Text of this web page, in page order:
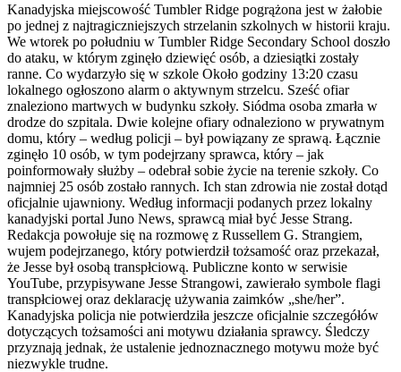
Kanadyjska miejscowość Tumbler Ridge pogrążona jest w żałobie
po jednej z najtragiczniejszych strzelanin szkolnych w historii kraju.
We wtorek po południu w Tumbler Ridge Secondary School doszło
do ataku, w którym zginęło dziewięć osób, a dziesiątki zostały
ranne. Co wydarzyło się w szkole Około godziny 13:20 czasu
lokalnego ogłoszono alarm o aktywnym strzelcu. Sześć ofiar
znaleziono martwych w budynku szkoły. Siódma osoba zmarła w
drodze do szpitala. Dwie kolejne ofiary odnaleziono w prywatnym
domu, który – według policji – był powiązany ze sprawą. Łącznie
zginęło 10 osób, w tym podejrzany sprawca, który – jak
poinformowały służby – odebrał sobie życie na terenie szkoły. Co
najmniej 25 osób zostało rannych. Ich stan zdrowia nie został dotąd
oficjalnie ujawniony. Według informacji podanych przez lokalny
kanadyjski portal Juno News, sprawcą miał być Jesse Strang.
Redakcja powołuje się na rozmowę z Russellem G. Strangiem,
wujem podejrzanego, który potwierdził tożsamość oraz przekazał,
że Jesse był osobą transpłciową. Publiczne konto w serwisie
YouTube, przypisywane Jesse Strangowi, zawierało symbole flagi
transpłciowej oraz deklarację używania zaimków „she/her”.
Kanadyjska policja nie potwierdziła jeszcze oficjalnie szczegółów
dotyczących tożsamości ani motywu działania sprawcy. Śledczy
przyznają jednak, że ustalenie jednoznacznego motywu może być
niezwykle trudne.